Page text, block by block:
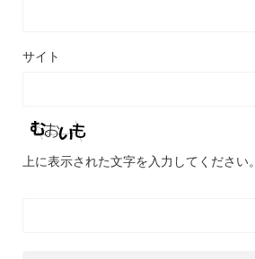
サイト
上に表示された文字を入力してください。